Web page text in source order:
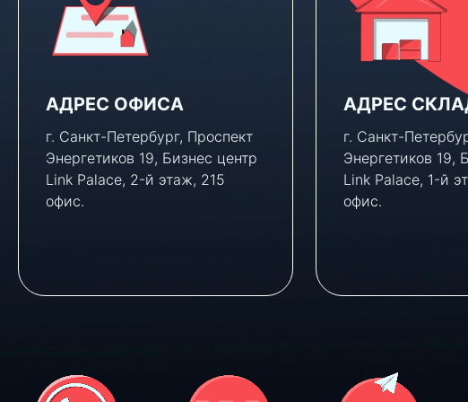
АДРЕС ОФИСА
г. Санкт-Петербург, Проспект
Энергетиков 19, Бизнес центр
Link Palace, 2-й этаж, 215
офис.
АДРЕС
г. Санкт-
Энергетиков 19,
Link Palace, 1-й
офис.